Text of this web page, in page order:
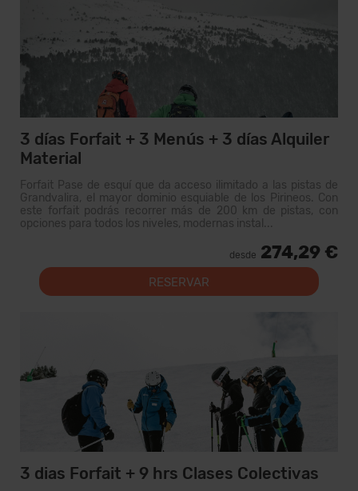
3 días Forfait + 3 Menús + 3 días Alquiler
Material
Forfait Pase de esquí que da acceso ilimitado a las pistas de
Grandvalira, el mayor dominio esquiable de los Pirineos. Con
este forfait podrás recorrer más de 200 km de pistas, con
opciones para todos los niveles, modernas instal...
desde 274,29 €
RESERVAR
3 dias Forfait + 9 hrs Clases Colectivas